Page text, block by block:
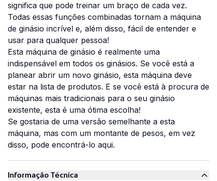
significa que pode treinar um braço de cada vez.
Todas essas funções combinadas tornam a máquina
de ginásio incrível e, além disso, fácil de entender e
usar para qualquer pessoa!
Esta máquina de ginásio é realmente uma
indispensável em todos os ginásios. Se você está a
planear abrir um novo ginásio, esta máquina deve
estar na lista de produtos. E se você está à procura de
máquinas mais tradicionais para o seu ginásio
existente, esta é uma ótima escolha!
Se gostaria de uma versão semelhante a esta
máquina, mas com um montante de pesos, em vez
disso, pode encontrá-lo aqui.
Informação Técnica